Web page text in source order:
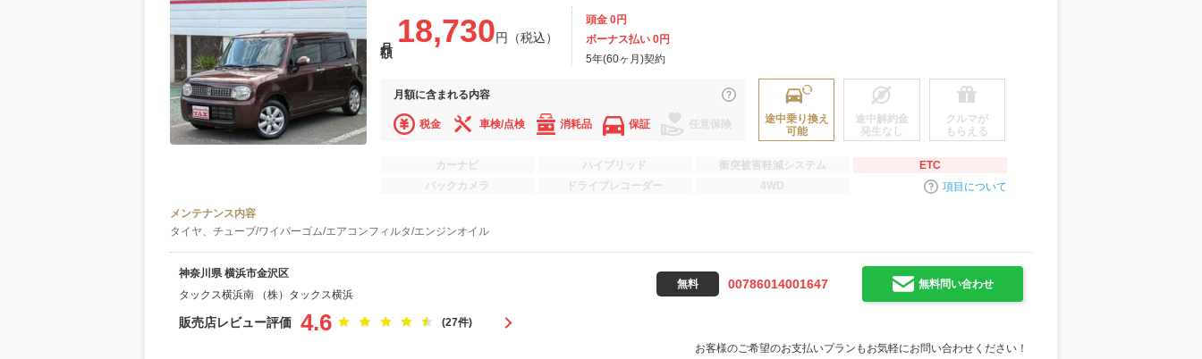
18,730円（税込）
頭金 0円
ボーナス払い 0円
5年(60ヶ月)契約
月額に含まれる内容
税金 車検/点検 消耗品 保証 任意保険
途中乗り換え
可能
途中解約金
発生なし
クルマが
もらえる
カーナビ ハイブリッド 衝突被害軽減システム
ETC
バックカメラ
ドライブレコーダー 4WD 項目について
メンテナンス内容
タイヤ、チューブ/ワイパーゴム/エアコンフィルタ/エンジンオイル
神奈川県 横浜市金沢区
タックス横浜南 （株）タックス横浜
無料 00786014001647 無料問い合わせ
販売店レビュー評価 4.6 (27件)
お客様のご希望のお支払いプランもお気軽にお問い合わせください！